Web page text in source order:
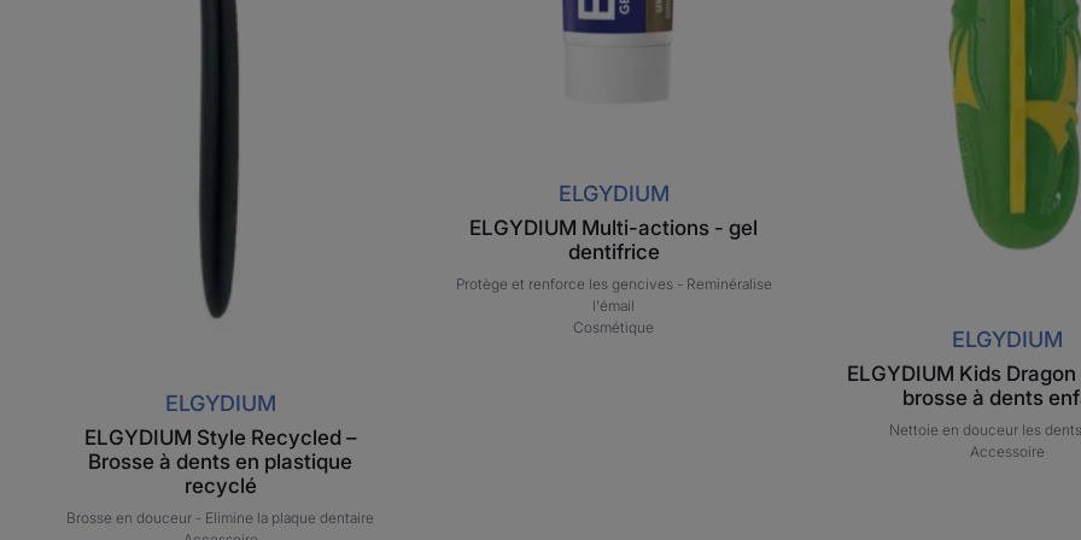
ELGYDIUM
ELGYDIUM Style Recycled –
Brosse à dents en plastique
recyclé
Brosse en douceur - Elimine la plaque dentaire
ELGYDIUM
ELGYDIUM Multi-actions - gel
dentifrice
Protège et renforce les gencives - Reminéralise
l'émail
Cosmétique
ELGYDIUM
ELGYDIUM Kids
brosse à dents
Nettoie en douceur les
Accessoire